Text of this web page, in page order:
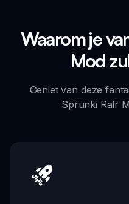
Waarom je
Mod
Geniet van deze
Sprunki Ralr